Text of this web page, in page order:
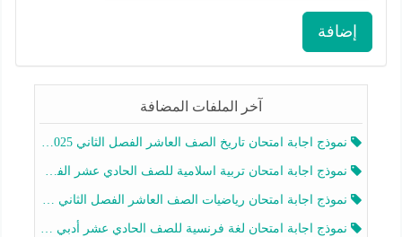
إضافة
آخر الملفات المضافة
نموذج اجابة امتحان تاريخ الصف العاشر الفصل الثاني 2025-2026
نموذج اجابة امتحان تربية اسلامية للصف الحادي عشر الفصل الثاني 2025-2026
نموذج اجابة امتحان رياضيات الصف العاشر الفصل الثاني 2025-2026
نموذج اجابة امتحان لغة فرنسية للصف الحادي عشر أدبي الفصل الثاني 2025-2026